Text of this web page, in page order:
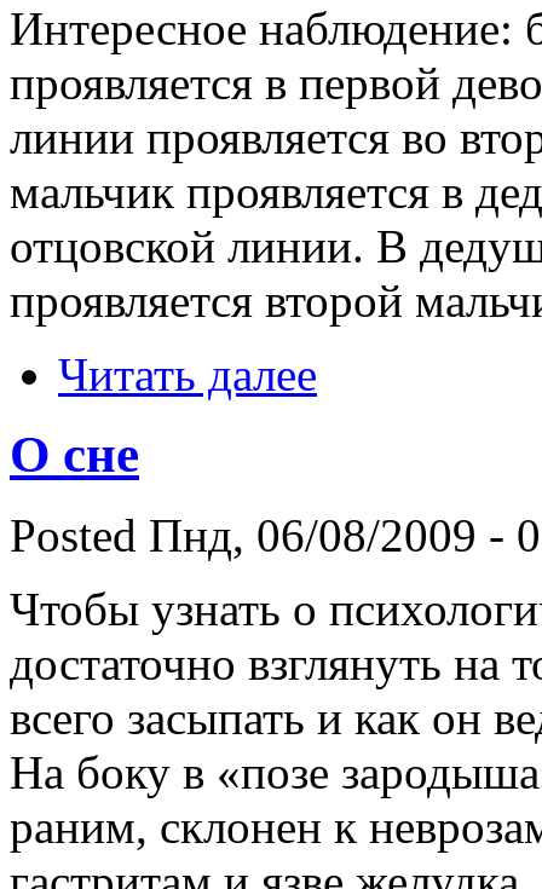
Интересное наблюдение:
проявляется в первой
линии проявляется во
мальчик проявляется в
отцовской линии. В
проявляется второй
Читать далее
О сне
Posted Пнд, 06/08/2009 -
Чтобы узнать о
достаточно взглянуть на
всего засыпать и как он
На боку в «позе
раним, склонен к